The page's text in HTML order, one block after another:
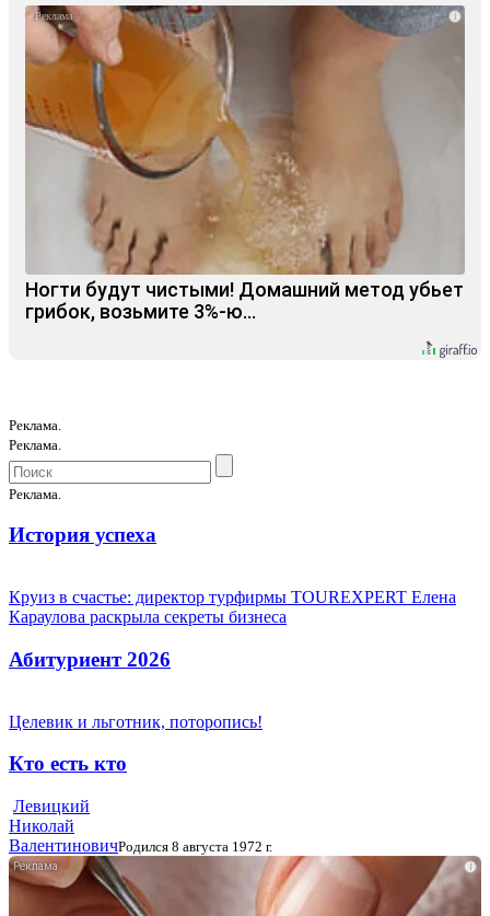
i
Ногти будут чистыми! Домашний метод убьет
грибок, возьмите 3%-ю…
Реклама.
Реклама.
Реклама.
История успеха
Круиз в счастье: директор турфирмы TOUREXPERT Елена
Караулова раскрыла секреты бизнеса
Абитуриент 2026
Целевик и льготник, поторопись!
Кто есть кто
Левицкий
Николай
ВалентиновичРодился 8 августа 1972 г.
i